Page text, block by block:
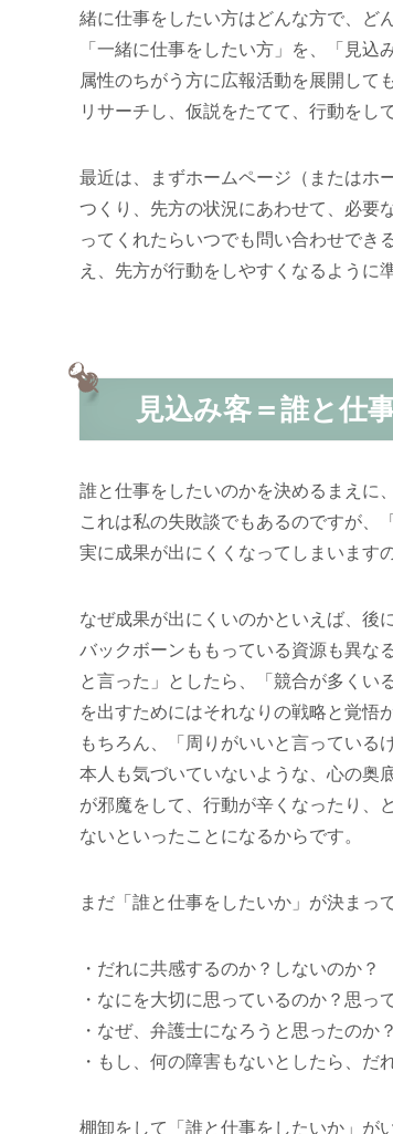
緒に仕事をしたい方はどんな方で、ど
「一緒に仕事をしたい方」を、「見込
属性のちがう方に広報活動を展開して
リサーチし、仮説をたてて、行動をし
最近は、まずホームページ（またはホ
つくり、先方の状況にあわせて、必要
ってくれたらいつでも問い合わせでき
え、先方が行動をしやすくなるように
見込み客＝誰と仕
誰と仕事をしたいのかを決めるまえに
これは私の失敗談でもあるのですが、
実に成果が出にくくなってしまいますの
なぜ成果が出にくいのかといえば、後
バックボーンももっている資源も異な
と言った」としたら、「競合が多くい
を出すためにはそれなりの戦略と覚悟
もちろん、「周りがいいと言っている
本人も気づいていないような、心の奥
が邪魔をして、行動が辛くなったり、
ないといったことになるからです。
まだ「誰と仕事をしたいか」が決まっ
だれに共感するのか？しないのか？
なにを大切に思っているのか？思っ
なぜ、弁護士になろうと思ったのか？
もし、何の障害もないとしたら、だ
棚卸をして「誰と仕事をしたいか」が